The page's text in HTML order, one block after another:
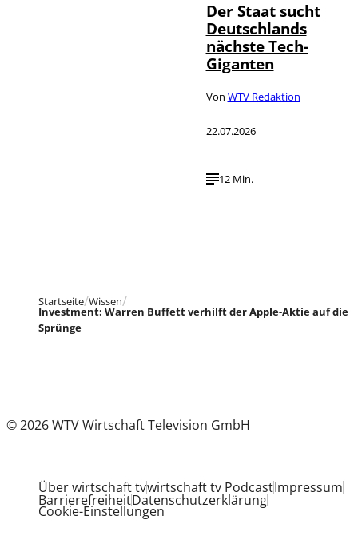
Der Staat sucht
Deutschlands
nächste Tech-
Giganten
Von WTV Redaktion
22.07.2026
12 Min.
Startseite Wissen
Investment: Warren Buffett verhilft der Apple-Aktie auf die
Sprünge
© 2026 WTV Wirtschaft Television GmbH
Über wirtschaft tvwirtschaft tv PodcastImpressum
BarrierefreiheitDatenschutzerklärung
Cookie-Einstellungen